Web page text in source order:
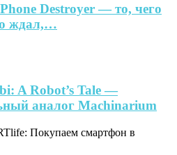
Destroyer — то, чего
ждал,…
A Robot’s Tale —
аналог Machinarium
Покупаем смартфон в